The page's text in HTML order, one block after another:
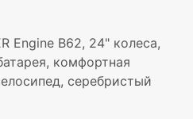
Engine B62, 24" колеса,
комфортная
серебристый